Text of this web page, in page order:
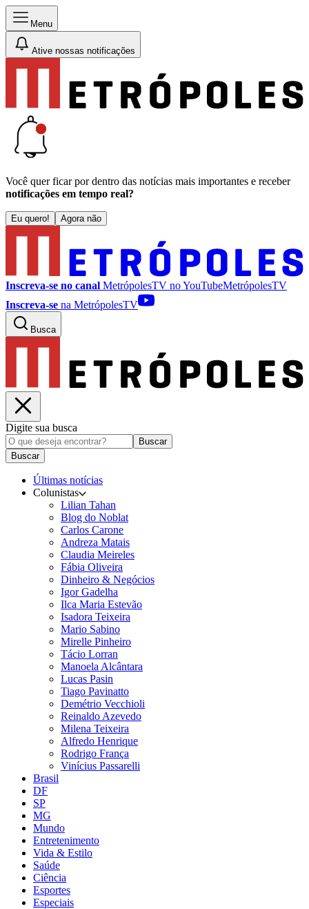
Menu
Ative nossas notificações
Você quer ficar por dentro das notícias mais importantes e receber
notificações em tempo real?
Eu quero! Agora não
Inscreva-se no canal MetrópolesTV noYouTubeMetrópolesTV
Inscreva-se na MetrópolesTV
Busca
Digite sua busca
Buscar
Buscar
Últimas notícias
Colunistas
Lilian Tahan
Blog do Noblat
Carlos Carone
Andreza Matais
Claudia Meireles
Fábia Oliveira
Dinheiro & Negócios
Igor Gadelha
Ilca Maria Estevão
Isadora Teixeira
Mario Sabino
Mirelle Pinheiro
Tácio Lorran
Manoela Alcântara
Lucas Pasin
Tiago Pavinatto
Demétrio Vecchioli
Reinaldo Azevedo
Milena Teixeira
Alfredo Henrique
Rodrigo França
Vinícius Passarelli
Brasil
DF
SP
MG
Mundo
Entretenimento
Vida & Estilo
Saúde
Ciência
Esportes
Especiais